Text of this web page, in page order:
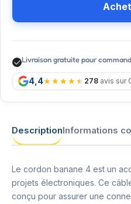
Livraison gratuite pour
4,4 278 avis sur
DescriptionInformations
Le cordon banane 4 est un
projets électroniques. Ce
conçu pour assurer une